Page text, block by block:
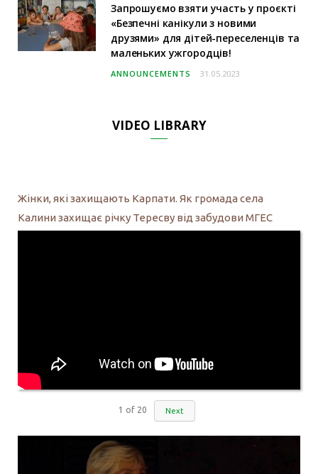
Запрошуємо взяти участь у проєкті
«Безпечні канікули з новими
друзями» для дітей-переселенців та
маленьких ужгородців!
ANNOUNCEMENTS 31.05.2023
VIDEO LIBRARY
Жінки, які захищають Карпати. Як громада села
Калини захищає річку Тересву від забудови МГЕС
1 of 20 Next